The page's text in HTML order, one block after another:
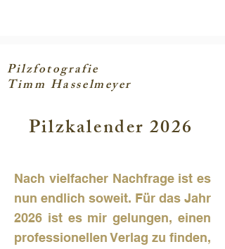
Pilzfotografie
Timm Hasselmeyer
Pilzkalender 2026
Nach vielfacher Nachfrage ist es
nun endlich soweit. Für das Jahr
2026 ist es mir gelungen, einen
professionellen Verlag zu finden,